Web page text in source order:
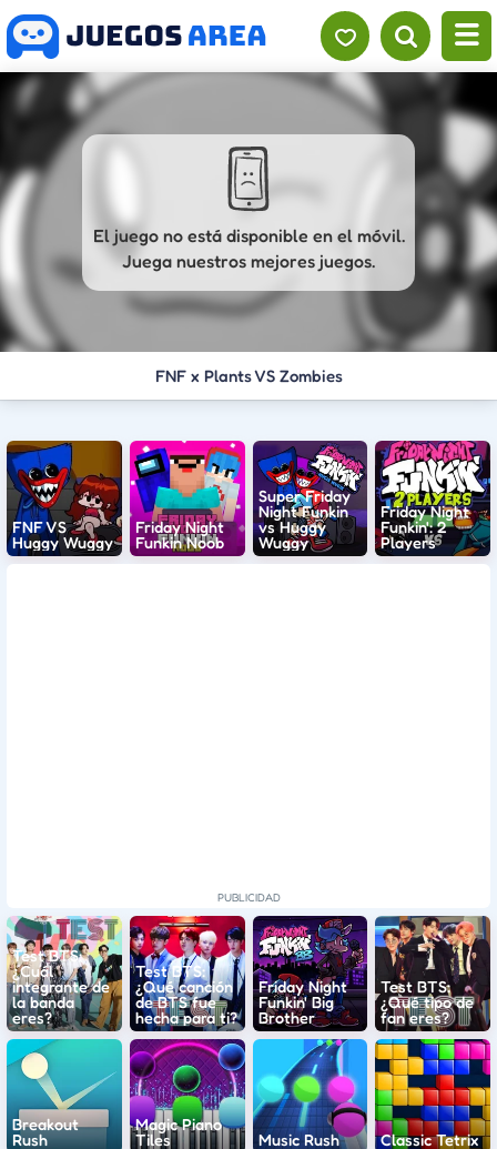
El juego no está disponible en el móvil.
Juega nuestros mejores juegos.
FNF x Plants VS Zombies
FNF VS
Huggy Wuggy
Friday Night
Funkin Noob
Super Friday
Night Funkin
vs Huggy
Wuggy
Friday Night
Funkin': 2
Players
Test BTS:
¿Cuál
integrante de
la banda
eres?
Test BTS:
¿Qué canción
de BTS fue
hecha para ti?
Friday Night
Funkin' Big
Brother
Test BTS:
¿Qué tipo de
fan eres?
Breakout
Rush
Magic Piano
Tiles
Music Rush Classic Tetrix